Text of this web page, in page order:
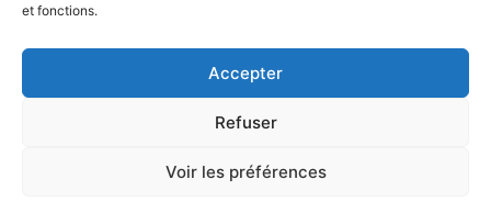
et fonctions.
Accepter
Refuser
Voir les préférences
Téléphone:0 805 69 64 75 / 02 37 34 04 04
contact@smvformation.fr
Création & Hébergement Web Cloud par